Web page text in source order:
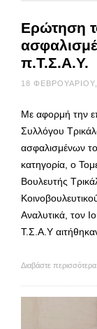
Ερώτηση
π.Τ.Σ.Α.Υ.
18
Με αφορμή την
Συλλόγου
ασφαλισμένων
κατηγορία, ο
Βουλευτής
Αναλυτικά, τον
Τ.Σ.Α.Υ
Διαβάστε περισσότερα